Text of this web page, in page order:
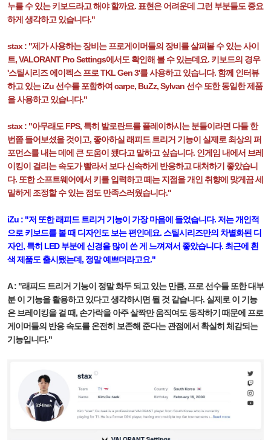
누를 수 있는 키보드라고 해야 할까요. 표현은 어려운데 그런 부분들도 중요
하게 생각하고 있습니다."
stax : "제가 사용하는 장비는 프로게이머들의 장비를 살펴볼 수 있는 사이
트, VALORANT Pro Settings에서도 확인해 볼 수 있는데요. 키보드의 경우
'스틸시리즈 에이펙스 프로 TKL Gen 3'를 사용하고 있습니다. 함께 인터뷰
하고 있는 iZu 선수를 포함하여 carpe, BuZz, Sylvan 선수 또한 동일한 제품
을 사용하고 있습니다."
stax : "아무래도 FPS, 특히 발로란트를 플레이하시는 분들이라면 다들 한
번쯤 들어보셨을 것이고, 좋아하실 래피드 트리거 기능이 실제로 최상의 퍼
포먼스를 내는 데에 큰 도움이 됐다고 말하고 싶습니다. 인게임 내에서 브레
이킹이 걸리는 속도가 빨라서 보다 신속하게 반응하고 대처하기 좋았습니
다. 또한 소프트웨어에서 키를 입력하고 떼는 지점을 개인 취향에 맞게끔 세
밀하게 조정할 수 있는 점도 만족스러웠습니다."
iZu : "저 또한 래피드 트리거 기능이 가장 마음에 들었습니다. 저는 개인적
으로 키보드를 볼 때 디자인도 보는 편인데요. 스틸시리즈만의 차별화된 디
자인, 특히 LED 부분에 신경을 많이 쓴 게 느껴져서 좋았습니다. 최근에 흰
색 제품도 출시됐는데, 정말 예쁘더라고요."
A : "래피드 트리거 기능이 정말 화두 되고 있는 만큼, 프로 선수들 또한 대부
분 이 기능을 활용하고 있다고 생각하시면 될 것 같습니다. 실제로 이 기능
은 브레이킹을 걸 때, 손가락을 아주 살짝만 움직여도 동작하기 때문에 프로
게이머들의 반응 속도를 온전히 보존해 준다는 관점에서 확실히 체감되는
기능입니다."